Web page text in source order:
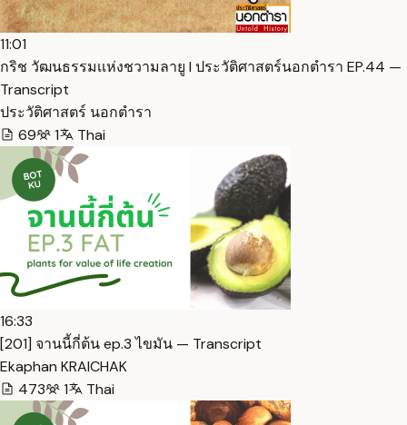
11:01
กริช วัฒนธรรมเเห่งชวามลายู I ประวัติศาสตร์นอกตำรา EP.44 —
Transcript
ประวัติศาสตร์ นอกตํารา
69
1 Thai
16:33
[201] จานนี้กี่ต้น ep.3 ไขมัน — Transcript
Ekaphan KRAICHAK
473
1 Thai